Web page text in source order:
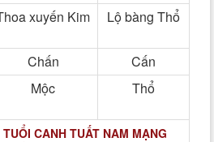
xuyến Kim Lộ bàng Thổ
Chấn
Cấn
Mộc Thổ
CANH TUẤT NAM MẠNG